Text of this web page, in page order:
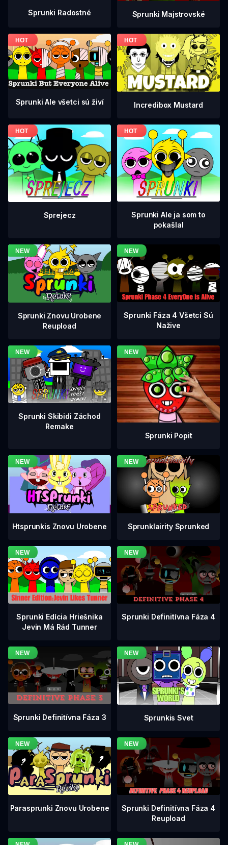
Sprunki Radostné Sprunki Majstrovské
Sprunki Ale všetci sú živí Incredibox Mustard
Sprejecz
Sprunki Ale ja som to
pokašlal
Sprunki Znovu Urobene
Reupload
Sprunki Fáza 4 Všetci Sú
Nažive
Sprunki Skibidi Záchod
Remake
Sprunki Popit
Htsprunkis Znovu Urobene Sprunklairity Sprunked
Sprunki Edícia Hriešnika
Jevin Má Rád Tunner
Sprunki Definitívna Fáza 4
Sprunki Definitívna Fáza 3 Sprunkis Svet
Parasprunki Znovu Urobene
Sprunki Definitívna Fáza 4
Reupload